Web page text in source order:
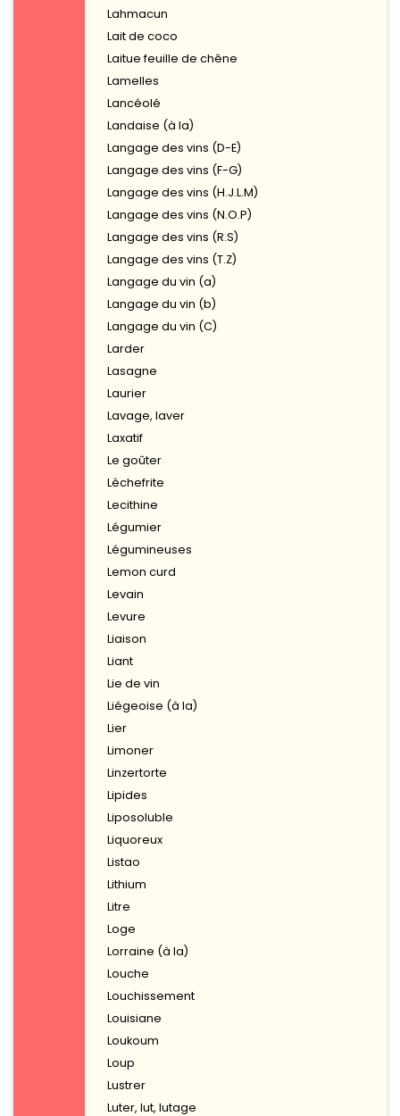
Lahmacun
Lait de coco
Laitue feuille de chêne
Lamelles
Lancéolé
Landaise (à la)
Langage des vins (D-E)
Langage des vins (F-G)
Langage des vins (H.J.L.M)
Langage des vins (N.O.P)
Langage des vins (R.S)
Langage des vins (T.Z)
Langage du vin (a)
Langage du vin (b)
Langage du vin (C)
Larder
Lasagne
Laurier
Lavage, laver
Laxatif
Le goûter
Lèchefrite
Lecithine
Légumier
Légumineuses
Lemon curd
Levain
Levure
Liaison
Liant
Lie de vin
Liégeoise (à la)
Lier
Limoner
Linzertorte
Lipides
Liposoluble
Liquoreux
Listao
Lithium
Litre
Loge
Lorraine (à la)
Louche
Louchissement
Louisiane
Loukoum
Loup
Lustrer
Luter, lut, lutage